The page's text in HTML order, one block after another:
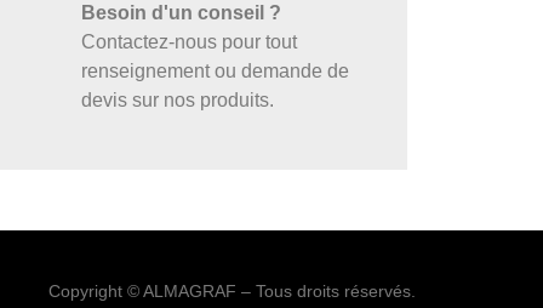
Besoin d'un conseil ?
Contactez-nous pour tout
renseignement ou demande de
devis sur nos produits.
Copyright © ALMAGRAF – Tous droits réservés.